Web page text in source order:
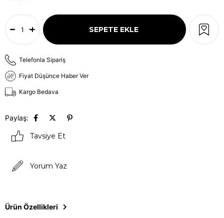
Telefonla Sipariş
Fiyat Düşünce Haber Ver
Kargo Bedava
Paylaş:
Tavsiye Et
Yorum Yaz
Ürün Özellikleri